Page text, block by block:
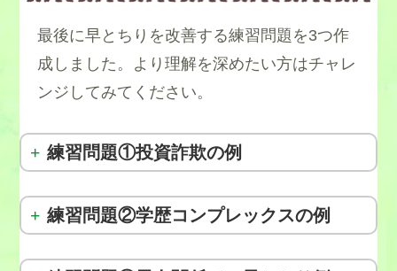
最後に早とちりを改善する練習問題を3つ作
成しました。より理解を深めたい方はチャレ
ンジしてみてください。
練習問題①投資詐欺の例
太郎さんのプロフィール
練習問題②学歴コンプレックスの例
次郎さんのプロフィール